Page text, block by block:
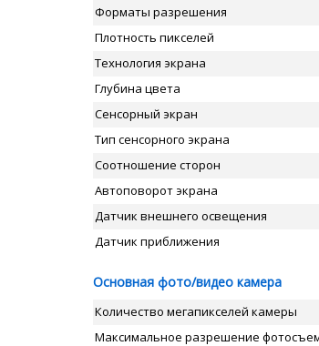
Форматы разрешения
Плотность пикселей
Технология экрана
Глубина цвета
Сенсорный экран
Тип сенсорного экрана
Соотношение сторон
Автоповорот экрана
Датчик внешнего освещения
Датчик приближения
Основная фото/видео камера
Количество мегапикселей камеры
Максимальное разрешение